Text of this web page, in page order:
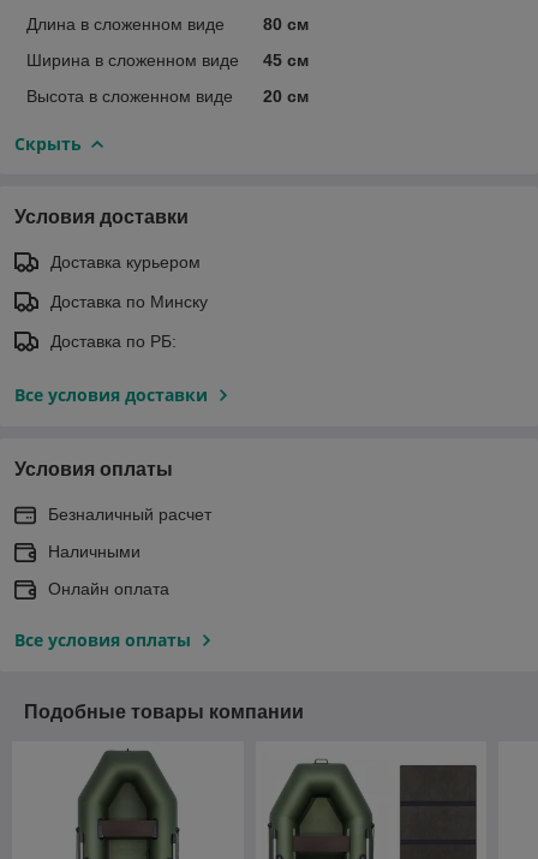
Длина в сложенном виде
80 см
Ширина в сложенном виде
45 см
Высота в сложенном виде
20 см
Скрыть
Условия доставки
Доставка курьером
Доставка по Минску
Доставка по РБ:
Все условия доставки
Условия оплаты
Безналичный расчет
Наличными
Онлайн оплата
Все условия оплаты
Подобные товары компании